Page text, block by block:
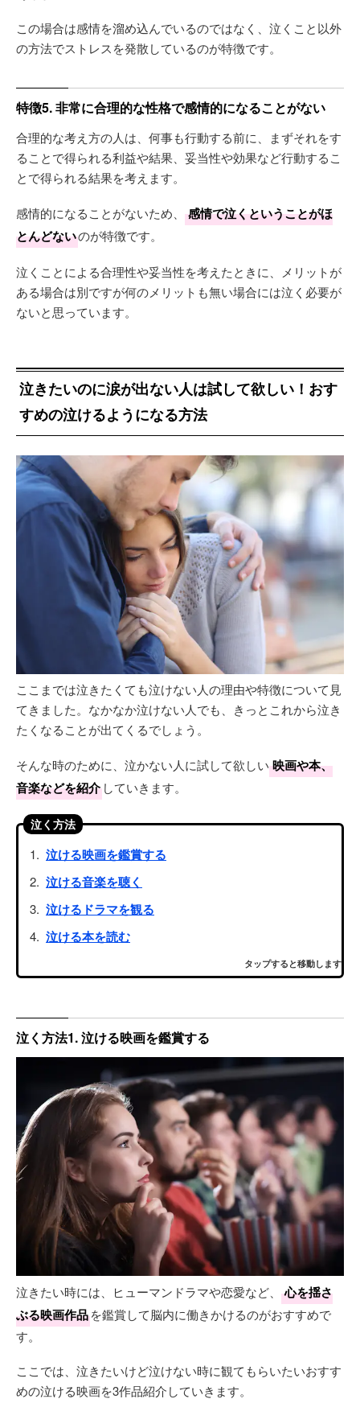
この場合は感情を溜め込んでいるのではなく、泣くこと以外
の方法でストレスを発散しているのが特徴です。
特徴5. 非常に合理的な性格で感情的になることがない
合理的な考え方の人は、何事も行動する前に、まずそれをす
ることで得られる利益や結果、妥当性や効果など行動するこ
とで得られる結果を考えます。
感情的になることがないため、
感情で泣くということがほ
とんどないのが特徴です。
泣くことによる合理性や妥当性を考えたときに、メリットが
ある場合は別ですが何のメリットも無い場合には泣く必要が
ないと思っています。
泣きたいのに涙が出ない人は試して欲しい！おす
すめの泣けるようになる方法
ここまでは泣きたくても泣けない人の理由や特徴について見
てきました。なかなか泣けない人でも、きっとこれから泣き
たくなることが出てくるでしょう。
そんな時のために、泣かない人に試して欲しい 映画や本、
音楽などを紹介 していきます。
泣く方法
泣ける映画を鑑賞する
泣ける音楽を聴く
泣けるドラマを観る
泣ける本を読む
タップすると移動します
泣く方法1. 泣ける映画を鑑賞する
泣きたい時には、ヒューマンドラマや恋愛など、
心を揺さ
ぶる映画作品を鑑賞して脳内に働きかけるのがおすすめで
す。
ここでは、泣きたいけど泣けない時に観てもらいたいおすす
めの泣ける映画を3作品紹介していきます。